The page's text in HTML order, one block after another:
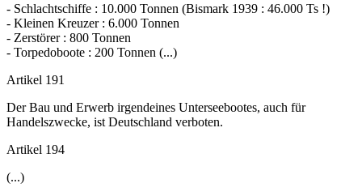
- Schlachtschiffe : 10.000 Tonnen (Bismark 1939 : 46.000 Ts !)
- Kleinen Kreuzer : 6.000 Tonnen
- Zerstörer : 800 Tonnen
- Torpedoboote : 200 Tonnen (...)
Artikel 191
Der Bau und Erwerb irgendeines Unterseebootes, auch für
Handelszwecke, ist Deutschland verboten.
Artikel 194
(...)